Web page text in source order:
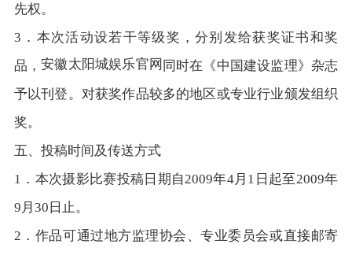
先权。
3．本次活动设若干等级奖，分别发给获奖证书和奖
品，安徽太阳城娱乐官网 同时在《中国建设监理》杂志
予以刊登。对获奖作品较多的地区或专业行业颁发组织
奖。
五、投稿时间及传送方式
1．本次摄影比赛投稿日期自2009年4月1日起至2009年
9月30日止。
2．作品可通过地方监理协会、专业委员会或直接邮寄